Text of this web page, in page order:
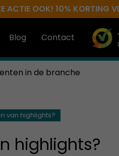
ACTIE OOK! 10% KORTING
Blog Contact
in de branche
van highlights?
highlights?